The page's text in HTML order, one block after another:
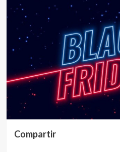
Compartir